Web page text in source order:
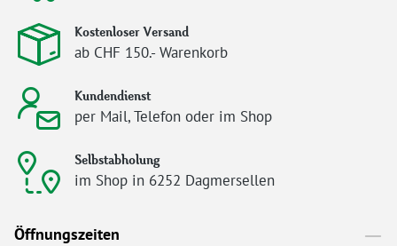
Kostenloser Versand
ab CHF 150.- Warenkorb
Kundendienst
per Mail, Telefon oder im Shop
Selbstabholung
im Shop in 6252 Dagmersellen
Öffnungszeiten